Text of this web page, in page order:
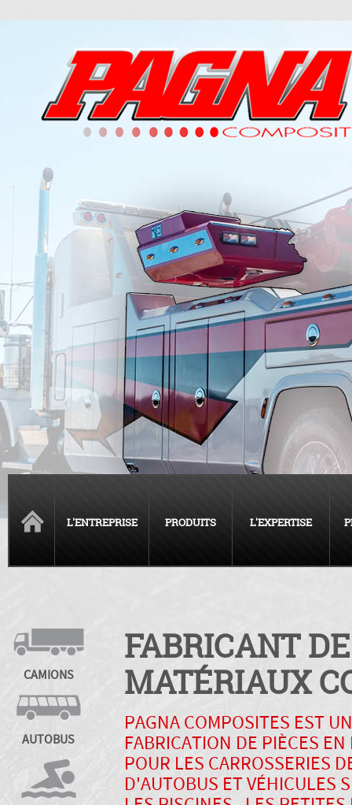
L'ENTREPRISE PRODUITS L'EXPERTISE
CAMIONS
AUTOBUS
FABRICANT
MATÉRIAUX
PAGNA COMPOSITES EST
FABRICATION DE PIÈCES
POUR LES CARROSSERIES
D'AUTOBUS ET VÉHICULES